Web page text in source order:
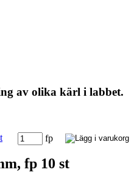
av olika kärl i labbet.
fp
fp 10 st